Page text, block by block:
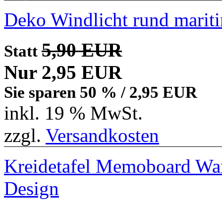
Deko Windlicht rund
Statt 5,90 EUR
Nur 2,95 EUR
Sie sparen 50 % / 2,95 EUR
inkl. 19 % MwSt.
zzgl. Versandkosten
Kreidetafel Memoboard
Design